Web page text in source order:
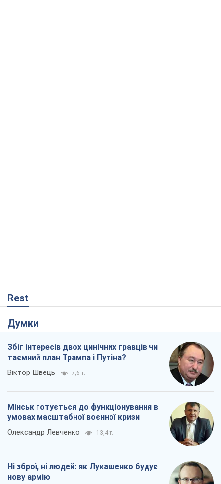
Rest
Думки
Збіг інтересів двох цинічних гравців чи
таємний план Трампа і Путіна?
Віктор Швець 7,6 т.
Мінськ готується до функціонування в
умовах масштабної воєнної кризи
Олександр Левченко 13,4 т.
Ні зброї, ні людей: як Лукашенко будує
нову армію